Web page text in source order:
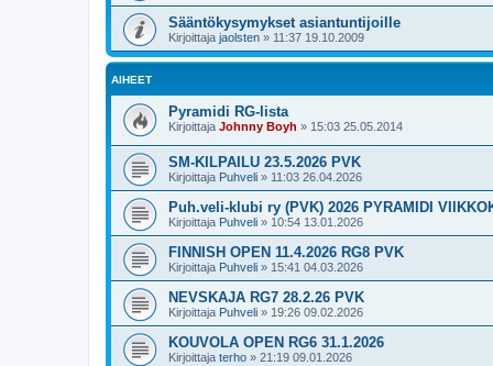
Sääntökysymykset asiantuntijoille
Kirjoittaja jaolsten » 11:37 19.10.2009
AIHEET
Pyramidi RG-lista
Kirjoittaja Johnny Boyh » 15:03 25.05.2014
SM-KILPAILU 23.5.2026 PVK
Kirjoittaja Puhveli » 11:03 26.04.2026
Puh.veli-klubi ry (PVK) 2026 PYRAMIDI
Kirjoittaja Puhveli » 10:54 13.01.2026
FINNISH OPEN 11.4.2026 RG8 PVK
Kirjoittaja Puhveli » 15:41 04.03.2026
NEVSKAJA RG7 28.2.26 PVK
Kirjoittaja Puhveli » 19:26 09.02.2026
KOUVOLA OPEN RG6 31.1.2026
Kirjoittaja terho » 21:19 09.01.2026